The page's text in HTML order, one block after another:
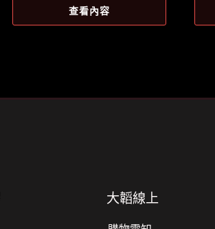
查看內容
大韜線上